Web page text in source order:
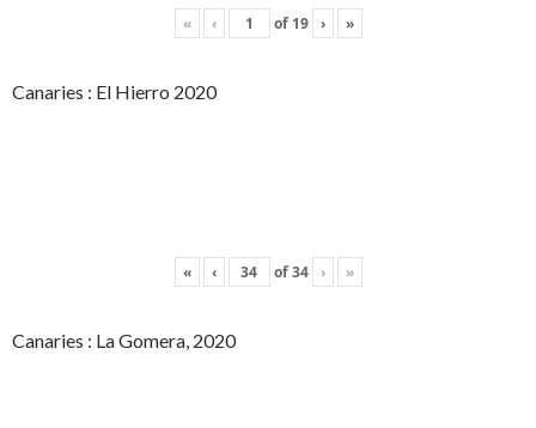
« ‹ of 19 › »
Canaries : El Hierro 2020
« ‹ of34 › »
Canaries : La Gomera, 2020